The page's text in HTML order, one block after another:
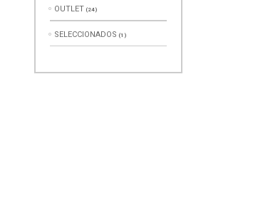
OUTLET (24)
SELECCIONADOS (1)